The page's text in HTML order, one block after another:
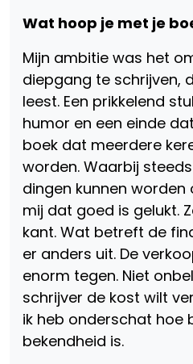
Wat hoop je met je
Mijn ambitie was het
diepgang te schrijven,
leest. Een prikkelend
humor en een einde
boek dat meerdere
worden. Waarbij
dingen kunnen worden
mij dat goed is gelukt.
kant. Wat betreft de
er anders uit. De
enorm tegen. Niet
schrijver de kost wilt
ik heb onderschat hoe
bekendheid is.